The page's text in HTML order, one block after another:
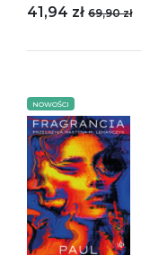
41,94 zł 69,90 zł
NOWOŚCI